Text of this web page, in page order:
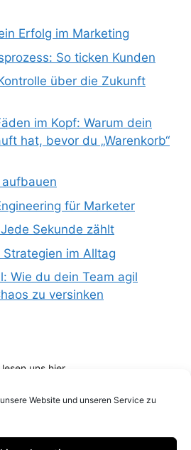
Website und unseren Service zu
Erfolg im Marketing
So ticken Kunden
über die Zukunft
im Kopf: Warum dein
hat, bevor du „Warenkorb“
für Marketer
Sekunde zählt
im Alltag
Wie du dein Team agil
zu versinken
uns hier...